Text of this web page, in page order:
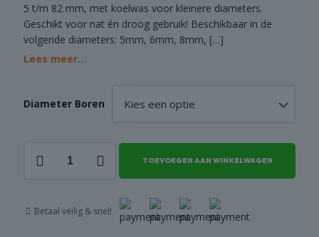
5 t/m 82 mm, met koelwas voor kleinere diameters.
Geschikt voor nat én droog gebruik! Beschikbaar in de
volgende diameters: 5mm, 6mm, 8mm, […]
Lees meer...
Diameter Boren
Professional
aantal
TOEVOEGEN AAN WINKELWAGEN
Betaal veilig & snel!